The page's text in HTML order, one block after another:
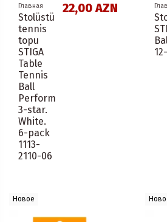
Главная
Stolüstü
tennis
topu
STIGA
Table
Tennis
Ball
Perform
3-star.
White.
6-pack
1113-
2110-06
22,00 AZN
Новое